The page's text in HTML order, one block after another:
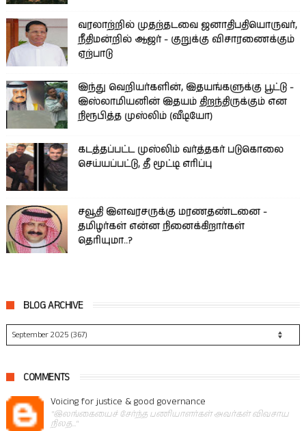
வரலாற்றில் முதற்தடவை ஜனாதிபதியொருவர்,
நீதிமன்றில் ஆஜர் - குறுக்கு விசாரணைக்கும்
ஏற்பாடு
இந்து வெறியர்களின், இதயங்களுக்கு பூட்டு -
இஸ்லாமியனின் இதயம் திறந்திருக்கும் என
நிரூபித்த முஸ்லிம் (வீடியோ)
கடத்தப்பட்ட முஸ்லிம் வர்த்தகர் படுகொலை
செய்யப்பட்டு, தீ மூட்டி எரிப்பு
சவூதி இளவரசருக்கு மரணதண்டனை -
தமிழர்கள் என்ன நினைக்கிறார்கள்
தெரியுமா..?
BLOG ARCHIVE
COMMENTS
Voicing for justice & good governance
"இலங்கையைச் சேர்ந்த பணியாளர்கள் அவர்கள் விவசாய
நிலத..."